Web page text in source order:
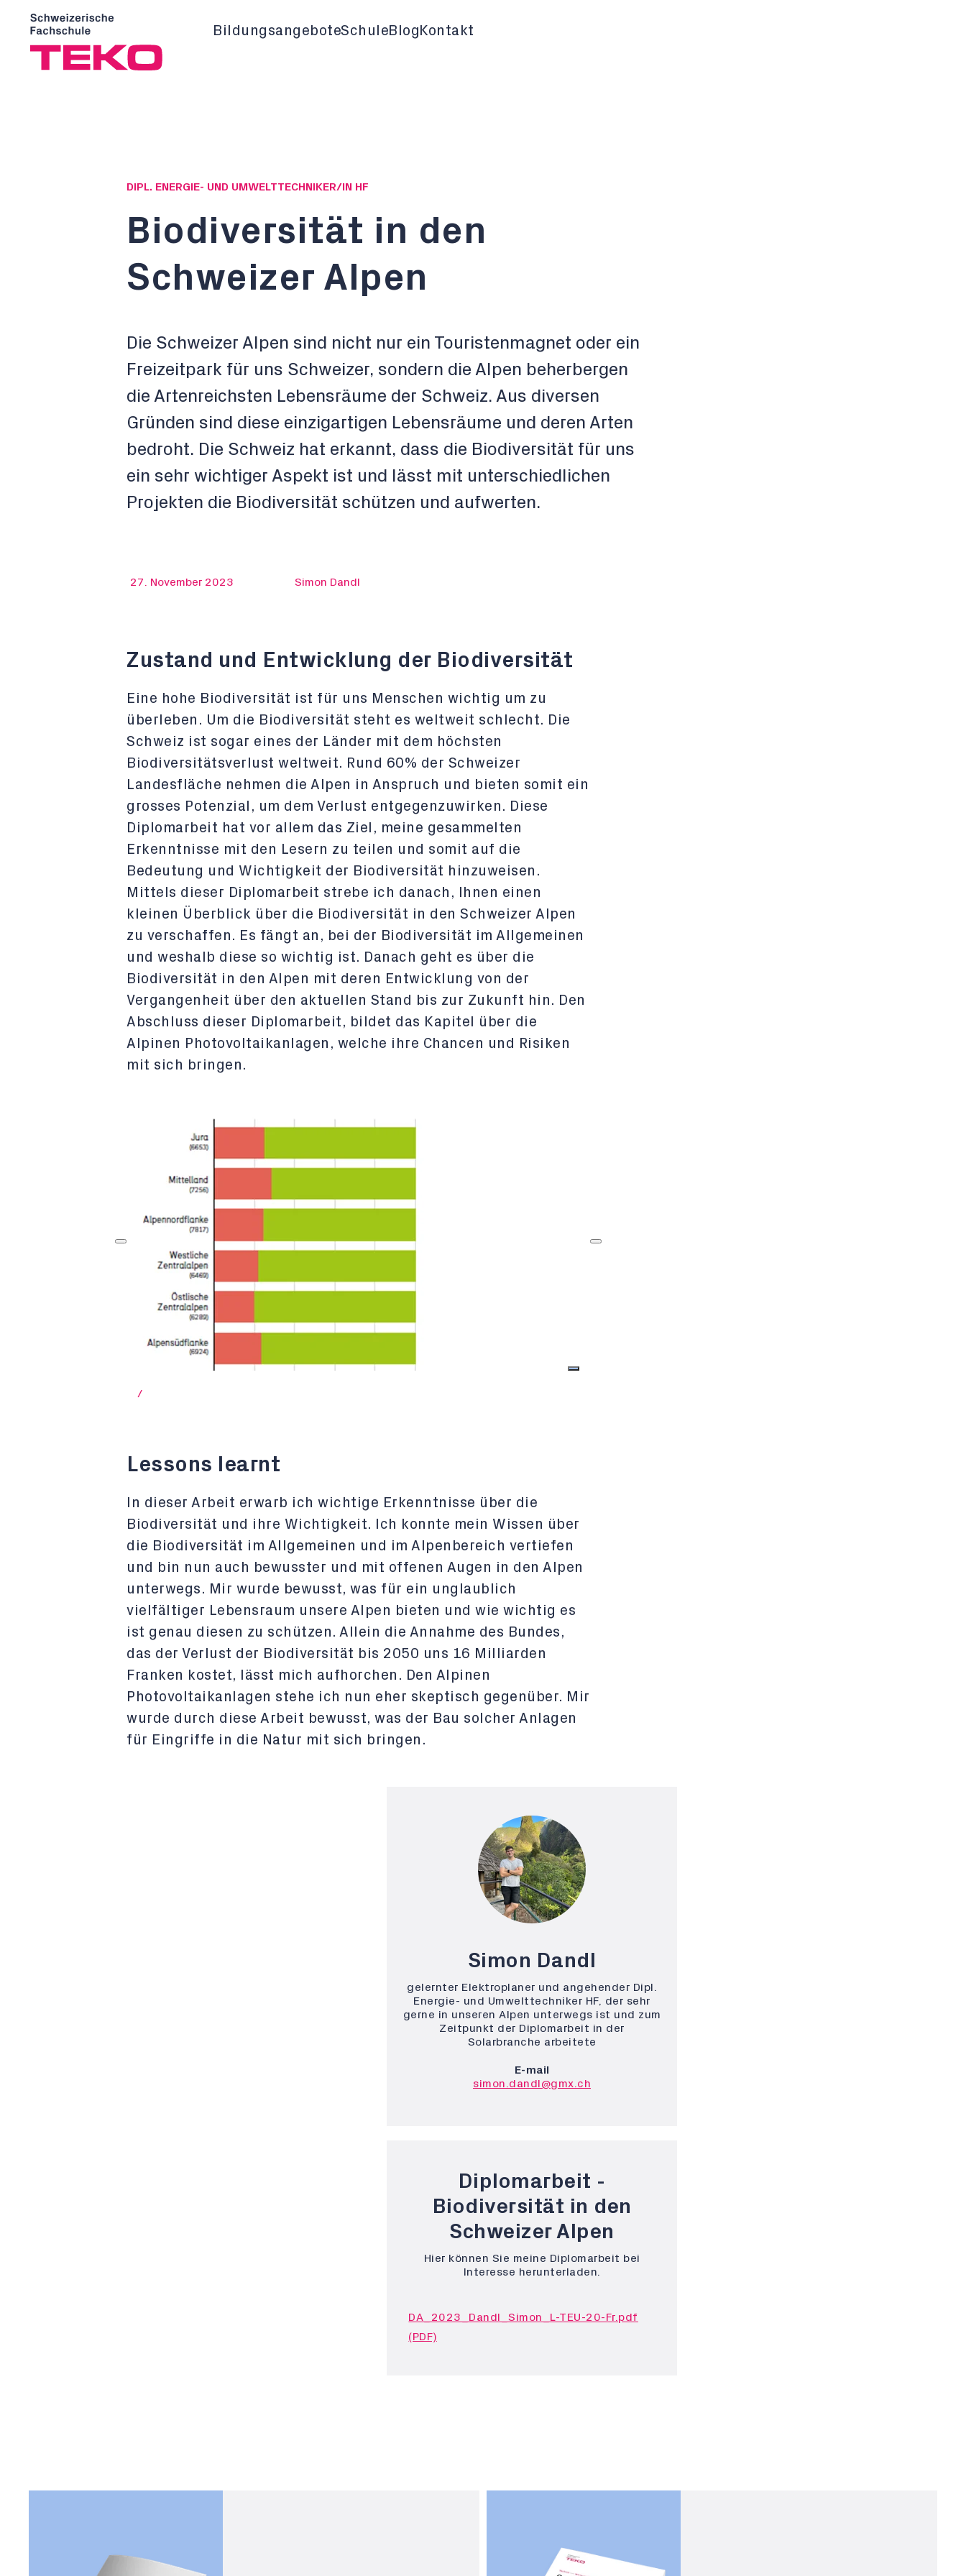
BildungsangeboteSchule Blog Kontakt
DIPL. ENERGIE- UND UMWELTTECHNIKER/IN HF
Biodiversität in den
Schweizer Alpen
Die Schweizer Alpen sind nicht nur ein Touristenmagnet oder ein
Freizeitpark für uns Schweizer, sondern die Alpen beherbergen
die Artenreichsten Lebensräume der Schweiz. Aus diversen
Gründen sind diese einzigartigen Lebensräume und deren Arten
bedroht. Die Schweiz hat erkannt, dass die Biodiversität für uns
ein sehr wichtiger Aspekt ist und lässt mit unterschiedlichen
Projekten die Biodiversität schützen und aufwerten.
27. November 2023 Simon Dandl
Zustand und Entwicklung der Biodiversität
Eine hohe Biodiversität ist für uns Menschen wichtig um zu
überleben. Um die Biodiversität steht es weltweit schlecht. Die
Schweiz ist sogar eines der Länder mit dem höchsten
Biodiversitätsverlust weltweit. Rund 60% der Schweizer
Landesfläche nehmen die Alpen in Anspruch und bieten somit ein
grosses Potenzial, um dem Verlust entgegenzuwirken. Diese
Diplomarbeit hat vor allem das Ziel, meine gesammelten
Erkenntnisse mit den Lesern zu teilen und somit auf die
Bedeutung und Wichtigkeit der Biodiversität hinzuweisen.
Mittels dieser Diplomarbeit strebe ich danach, Ihnen einen
kleinen Überblick über die Biodiversität in den Schweizer Alpen
zu verschaffen. Es fängt an, bei der Biodiversität im Allgemeinen
und weshalb diese so wichtig ist. Danach geht es über die
Biodiversität in den Alpen mit deren Entwicklung von der
Vergangenheit über den aktuellen Stand bis zur Zukunft hin. Den
Abschluss dieser Diplomarbeit, bildet das Kapitel über die
Alpinen Photovoltaikanlagen, welche ihre Chancen und Risiken
mit sich bringen.
/
Lessons learnt
In dieser Arbeit erwarb ich wichtige Erkenntnisse über die
Biodiversität und ihre Wichtigkeit. Ich konnte mein Wissen über
die Biodiversität im Allgemeinen und im Alpenbereich vertiefen
und bin nun auch bewusster und mit offenen Augen in den Alpen
unterwegs. Mir wurde bewusst, was für ein unglaublich
vielfältiger Lebensraum unsere Alpen bieten und wie wichtig es
ist genau diesen zu schützen. Allein die Annahme des Bundes,
das der Verlust der Biodiversität bis 2050 uns 16 Milliarden
Franken kostet, lässt mich aufhorchen. Den Alpinen
Photovoltaikanlagen stehe ich nun eher skeptisch gegenüber. Mir
wurde durch diese Arbeit bewusst, was der Bau solcher Anlagen
für Eingriffe in die Natur mit sich bringen.
Simon Dandl
gelernter Elektroplaner und angehender Dipl.
Energie- und Umwelttechniker HF, der sehr
gerne in unseren Alpen unterwegs ist und zum
Zeitpunkt der Diplomarbeit in der
Solarbranche arbeitete
E-mail
simon.dandl@gmx.ch
Diplomarbeit -
Biodiversität in den
Schweizer Alpen
Hier können Sie meine Diplomarbeit bei
Interesse herunterladen.
DA_2023_Dandl_Simon_L-TEU-20-Fr.pdf
(PDF)